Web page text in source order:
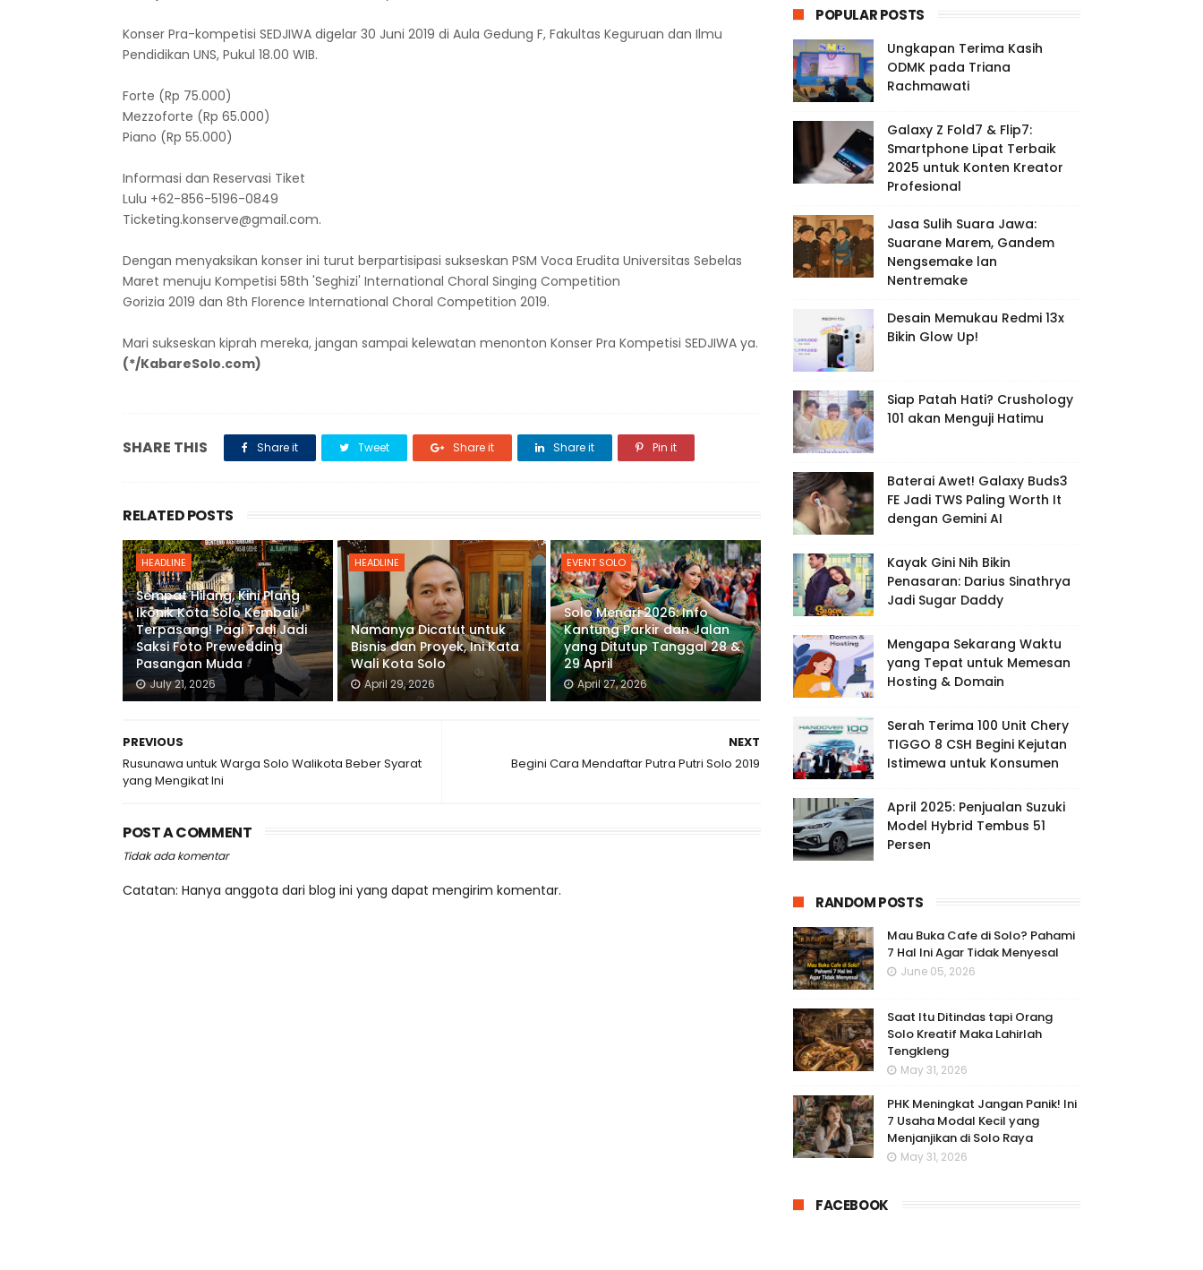
Konser Pra-kompetisi SEDJIWA digelar 30 Juni 2019 di Aula Gedung F, Fakultas Keguruan dan Ilmu
Pendidikan UNS, Pukul 18.00 WIB.
Forte (Rp 75.000)
Mezzoforte (Rp 65.000)
Piano (Rp 55.000)
Informasi dan Reservasi Tiket
Lulu +62-856-5196-0849
Ticketing.konserve@gmail.com.
Dengan menyaksikan konser ini turut berpartisipasi sukseskan PSM Voca Erudita Universitas Sebelas
Maret menuju Kompetisi 58th 'Seghizi' International Choral Singing Competition
Gorizia 2019 dan 8th Florence International Choral Competition 2019.
Mari sukseskan kiprah mereka, jangan sampai kelewatan menonton Konser Pra Kompetisi SEDJIWA ya.
(*/KabareSolo.com)
SHARE THIS Share it Tweet Share it Share it Pin it
RELATED POSTS
HEADLINE
Sempat Hilang, Kini Plang
Ikonik Kota Solo Kembali
Terpasang! Pagi Tadi Jadi
Saksi Foto Prewedding
Pasangan Muda
July 21, 2026
HEADLINE
Namanya Dicatut untuk
Bisnis dan Proyek, Ini Kata
Wali Kota Solo
April 29, 2026
EVENT SOLO
Solo Menari 2026: Info
Kantung Parkir dan Jalan
yang Ditutup Tanggal 28 &
29 April
April 27, 2026
NEXT
Begini Cara Mendaftar Putra Putri Solo 2019
PREVIOUS
Rusunawa untuk Warga Solo Walikota Beber Syarat
yang Mengikat Ini
POST A COMMENT
Tidak ada komentar
Catatan: Hanya anggota dari blog ini yang dapat mengirim komentar.
POPULAR POSTS
Ungkapan Terima Kasih
ODMK pada Triana
Rachmawati
Galaxy Z Fold7 & Flip7:
Smartphone Lipat Terbaik
2025 untuk Konten Kreator
Profesional
Jasa Sulih Suara Jawa:
Suarane Marem, Gandem
Nengsemake lan
Nentremake
Desain Memukau Redmi 13x
Bikin Glow Up!
Siap Patah Hati? Crushology
101 akan Menguji Hatimu
Baterai Awet! Galaxy Buds3
FE Jadi TWS Paling Worth It
dengan Gemini AI
Kayak Gini Nih Bikin
Penasaran: Darius Sinathrya
Jadi Sugar Daddy
Mengapa Sekarang Waktu
yang Tepat untuk Memesan
Hosting & Domain
Serah Terima 100 Unit Chery
TIGGO 8 CSH Begini Kejutan
Istimewa untuk Konsumen
April 2025: Penjualan Suzuki
Model Hybrid Tembus 51
Persen
RANDOM POSTS
Mau Buka Cafe di Solo? Pahami
7 Hal Ini Agar Tidak Menyesal
June 05, 2026
Saat Itu Ditindas tapi Orang
Solo Kreatif Maka Lahirlah
Tengkleng
May 31, 2026
PHK Meningkat Jangan Panik! Ini
7 Usaha Modal Kecil yang
Menjanjikan di Solo Raya
May 31, 2026
FACEBOOK